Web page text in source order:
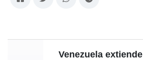
Venezuela extiende